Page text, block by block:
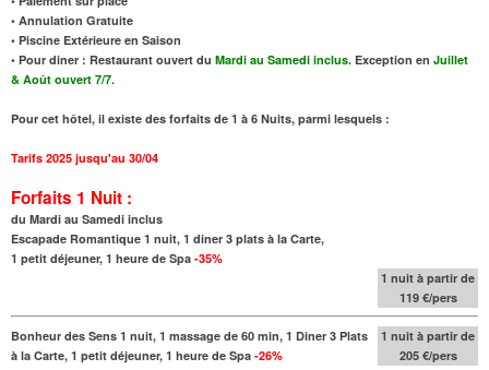
• Annulation Gratuite
• Piscine Extérieure en Saison
• Pour diner : Restaurant ouvert du Mardi au Samedi inclus. Exception en Juillet
& Août ouvert 7/7.
Pour cet hôtel, il existe des forfaits de 1 à 6 Nuits, parmi lesquels :
Tarifs 2025 jusqu'au 30/04
Forfaits 1 Nuit :
du Mardi au Samedi inclus
Escapade Romantique 1 nuit, 1 diner 3 plats à la Carte,
1 petit déjeuner, 1 heure de Spa -35%
1 nuit à partir de
119 €/pers
Bonheur des Sens 1 nuit, 1 massage de 60 min, 1 Diner 3 Plats
à la Carte, 1 petit déjeuner, 1 heure de Spa -26%
1 nuit à partir de
205 €/pers